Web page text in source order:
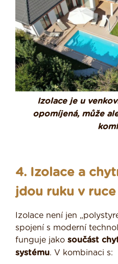
Izolace je u
opomíjená, může
4. Izolace a
jdou ruku v ruce
Izolace není jen
spojení s moderní
funguje jako součást
systému. V kombinaci s: